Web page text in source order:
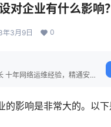
对企业有什么影响？
年3月9日 0
安
的影响是非常大的。以